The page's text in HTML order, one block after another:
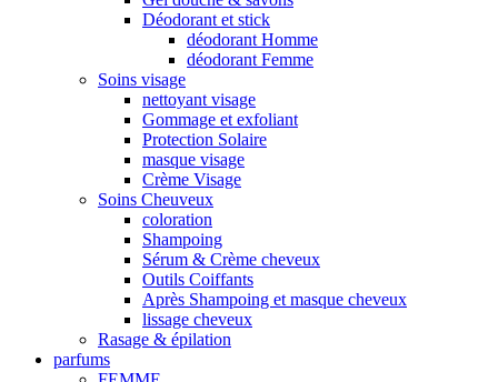
Déodorant et stick
déodorant Homme
déodorant Femme
Soins visage
nettoyant visage
Gommage et exfoliant
Protection Solaire
masque visage
Crème Visage
Soins Cheuveux
coloration
Shampoing
Sérum & Crème cheveux
Outils Coiffants
Après Shampoing et masque cheveux
lissage cheveux
Rasage & épilation
parfums